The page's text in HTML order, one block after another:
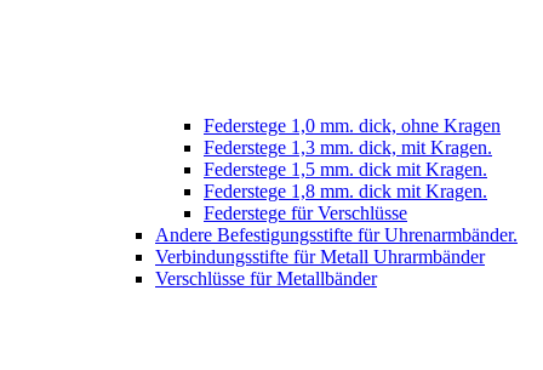
Federstege 1,0 mm. dick, ohne Kragen
Federstege 1,3 mm. dick, mit Kragen.
Federstege 1,5 mm. dick mit Kragen.
Federstege 1,8 mm. dick mit Kragen.
Federstege für Verschlüsse
Andere Befestigungsstifte für Uhrenarmbänder.
Verbindungsstifte für Metall Uhrarmbänder
Verschlüsse für Metallbänder